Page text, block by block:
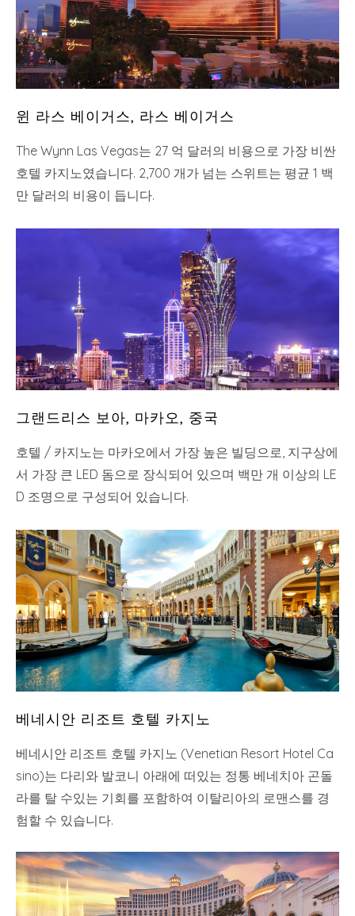
윈 라스 베이거스, 라스 베이거스
The Wynn Las Vegas는 27 억 달러의 비용으로 가장 비싼
호텔 카지노였습니다. 2,700 개가 넘는 스위트는 평균 1 백
만 달러의 비용이 듭니다.
그랜드리스 보아, 마카오, 중국
호텔 / 카지노는 마카오에서 가장 높은 빌딩으로, 지구상에
서 가장 큰 LED 돔으로 장식되어 있으며 백만 개 이상의 LE
D 조명으로 구성되어 있습니다.
베네시안 리조트 호텔 카지노
베네시안 리조트 호텔 카지노 (Venetian Resort Hotel Ca
sino)는 다리와 발코니 아래에 떠있는 정통 베네치아 곤돌
라를 탈 수있는 기회를 포함하여 이탈리아의 로맨스를 경
험할 수 있습니다.